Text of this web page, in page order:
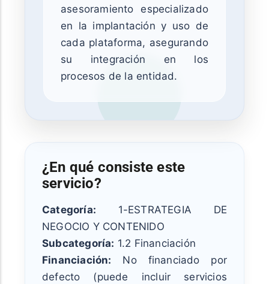
asesoramiento especializado
en la implantación y uso de
cada plataforma, asegurando
su integración en los
procesos de la entidad.
¿En qué consiste este
servicio?
Categoría: 1-ESTRATEGIA DE
NEGOCIO Y CONTENIDO
Subcategoría: 1.2 Financiación
Financiación: No financiado por
defecto (puede incluir servicios